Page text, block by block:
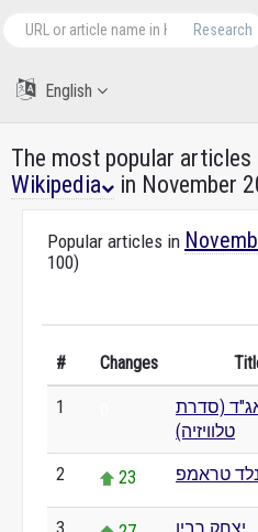
Research
English
The most popular articles
Wikipedia
in November
Popular articles in
100)
# Changes
1
(סדרת
טלוויזיה)
2 23 טראמפ